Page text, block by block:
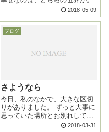
2018-05-09
ブログ
さようなら
今日、私のなかで、大きな区切
りがありました。 ずっと大事に
思っていた場所とお別れしてき
2018-03-31